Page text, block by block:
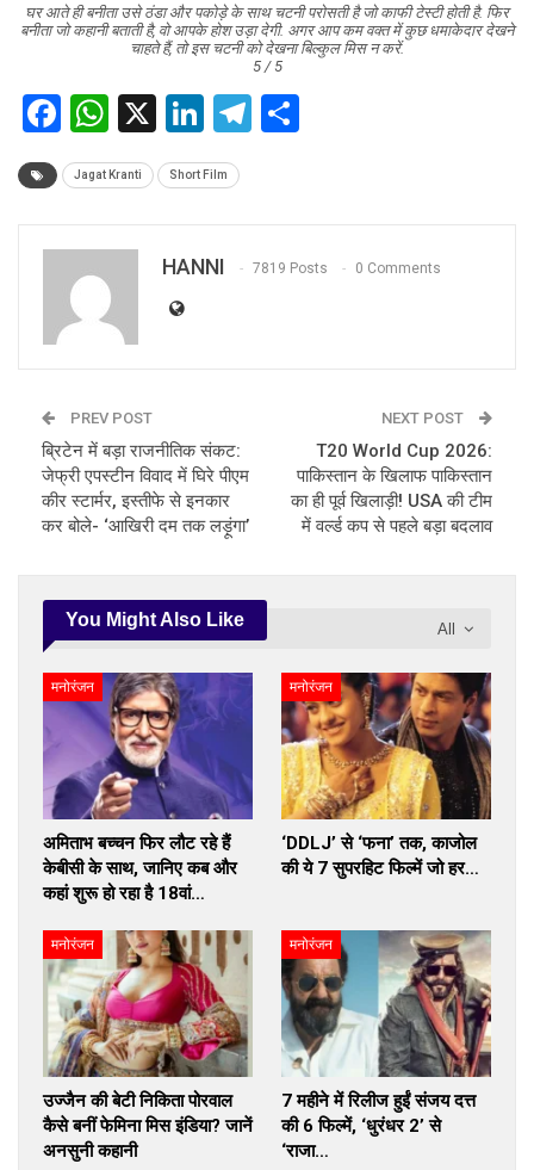
घर आते ही बनीता उसे ठंडा और पकोड़े के साथ चटनी परोसती है जो काफी टेस्टी होती है. फिर
बनीता जो कहानी बताती है, वो आपके होश उड़ा देगी. अगर आप कम वक्त में कुछ धमाकेदार देखने
चाहते हैं, तो इस चटनी को देखना बिल्कुल मिस न करें.
5 / 5
Facebook
WhatsApp
X LinkedIn
Telegram
Jagat Kranti Short Film
HANNI 7819 Posts 0 Comments
PREV POST
ब्रिटेन में बड़ा राजनीतिक संकट:
जेफ्री एपस्टीन विवाद में घिरे पीएम
कीर स्टार्मर, इस्तीफे से इनकार
कर बोले- ‘आखिरी दम तक लड़ूंगा’
NEXT POST
T20 World Cup 2026:
पाकिस्तान के खिलाफ पाकिस्तान
का ही पूर्व खिलाड़ी! USA की टीम
में वर्ल्ड कप से पहले बड़ा बदलाव
All
You Might Also Like
मनोरंजन
अमिताभ बच्चन फिर लौट रहे हैं
केबीसी के साथ, जानिए कब और
कहां शुरू हो रहा है 18वां…
मनोरंजन
‘DDLJ’ से ‘फना’ तक, काजोल
की ये 7 सुपरहिट फिल्में जो हर…
मनोरंजन
उज्जैन की बेटी निकिता पोरवाल
कैसे बनीं फेमिना मिस इंडिया? जानें
अनसुनी कहानी
मनोरंजन
7 महीने में रिलीज हुईं संजय दत्त
की 6 फिल्में, ‘धुरंधर 2’ से
‘राजा…